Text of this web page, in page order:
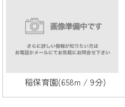
稲保育園(658m / 9分)